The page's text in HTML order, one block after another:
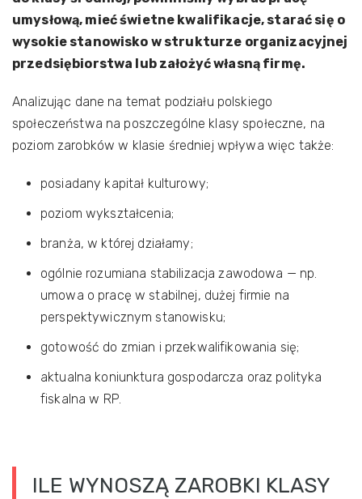
umysłową, mieć świetne kwalifikacje, starać się o
wysokie stanowisko w strukturze organizacyjnej
przedsiębiorstwa lub założyć własną firmę.
Analizując dane na temat podziału polskiego
społeczeństwa na poszczególne klasy społeczne, na
poziom zarobków w klasie średniej wpływa więc także:
posiadany kapitał kulturowy;
poziom wykształcenia;
branża, w której działamy;
ogólnie rozumiana stabilizacja zawodowa — np.
umowa o pracę w stabilnej, dużej firmie na
perspektywicznym stanowisku;
gotowość do zmian i przekwalifikowania się;
aktualna koniunktura gospodarcza oraz polityka
fiskalna w RP.
ILE WYNOSZĄ ZAROBKI KLASY